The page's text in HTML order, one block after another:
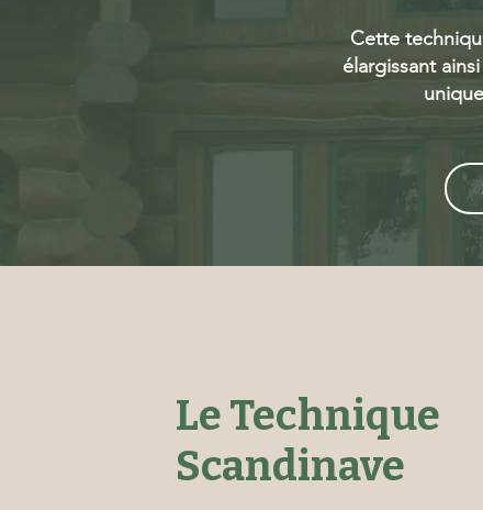
Cette
élargissant
Le Technique
Scandinave